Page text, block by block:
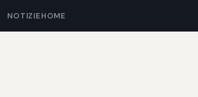
NOTIZIEHOME